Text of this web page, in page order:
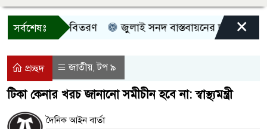
সর্বশেষঃ
সহায়তা বিতরণ জুলাই সনদ বাস্তবায়নের দাবিতে×
প্রচ্ছদ জাতীয়,টপ ৯
টিকা কেনার খরচ জানানো সমীচীন হবে না: স্বাস্থ্যমন্ত্রী
দৈনিক আইন বার্তা